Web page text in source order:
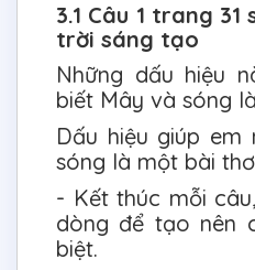
3.1 Câu 1 trang
trời sáng tạo
Những dấu hiệu
biết Mây và sóng
Dấu hiệu giúp
sóng là một bài
- Kết thúc mỗi
dòng để tạo nên
biệt.